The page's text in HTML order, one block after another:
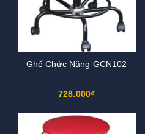
Ghế Chức Năng GCN102
728.000₫